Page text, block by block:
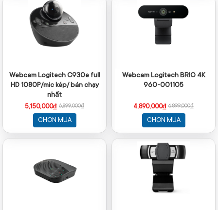
Webcam Logitech C930e full
HD 1080P/mic kép/ bán chạy
nhất
5,150,000₫ 6,899,000₫
CHỌN MUA
Webcam Logitech BRIO 4K
960-001105
4,890,000₫ 6,899,000₫
CHỌN MUA